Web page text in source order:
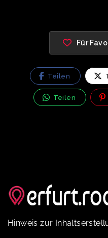
Für
Teilen
Teilen
Hinweis zur